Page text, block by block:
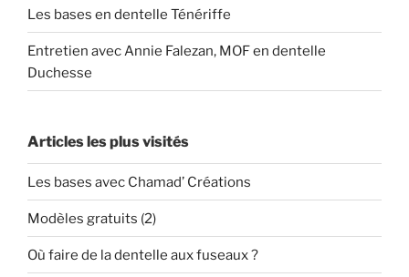
Les bases en dentelle Ténériffe
Entretien avec Annie Falezan, MOF en dentelle
Duchesse
Articles les plus visités
Les bases avec Chamad’ Créations
Modèles gratuits (2)
Où faire de la dentelle aux fuseaux ?